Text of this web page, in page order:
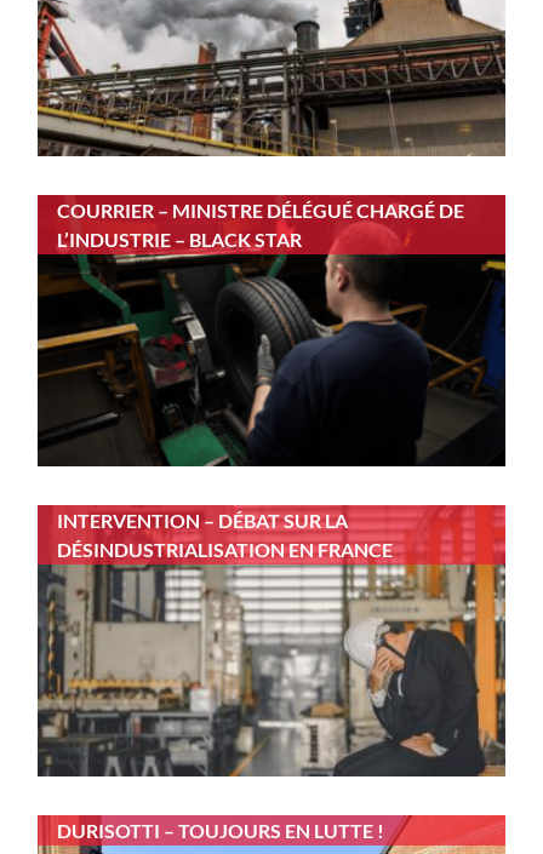
COURRIER – MINISTRE DÉLÉGUÉ CHARGÉ DE
L’INDUSTRIE – BLACK STAR
INTERVENTION – DÉBAT SUR LA
DÉSINDUSTRIALISATION EN FRANCE
DURISOTTI – TOUJOURS EN LUTTE !